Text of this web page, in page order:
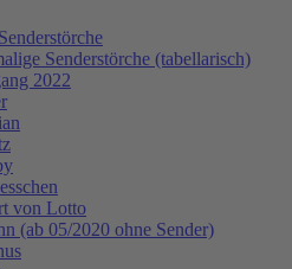
Senderstörche (tabellarisch)
2022
von Lotto
(ab 05/2020 ohne Sender)